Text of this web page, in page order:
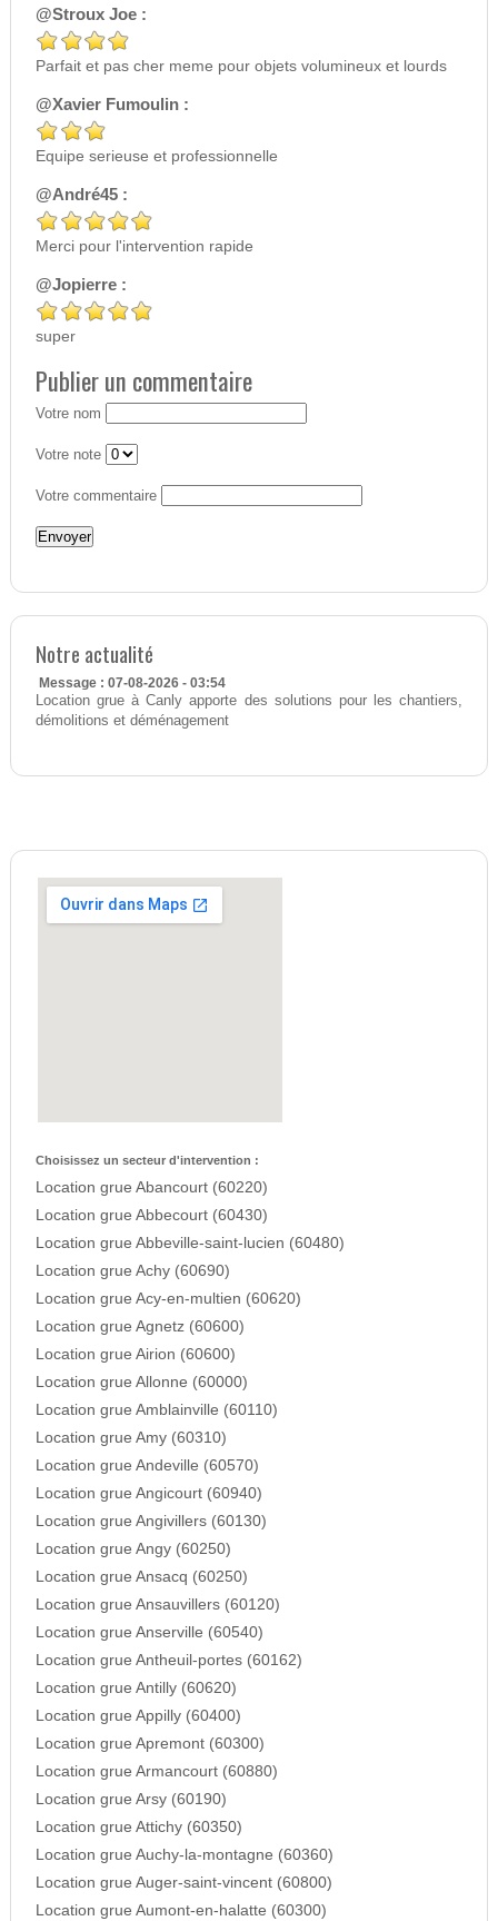
@Stroux Joe :
Parfait et pas cher meme pour objets volumineux et lourds
@Xavier Fumoulin :
Equipe serieuse et professionnelle
@André45 :
Merci pour l'intervention rapide
@Jopierre :
super
Publier un commentaire
Votre nom
Votre note
Votre commentaire
Notre actualité
Message : 07-08-2026 - 03:54
Location grue à Canly apporte des solutions pour les chantiers,
démolitions et déménagement
Choisissez un secteur d'intervention :
Location grue Abancourt (60220)
Location grue Abbecourt (60430)
Location grue Abbeville-saint-lucien (60480)
Location grue Achy (60690)
Location grue Acy-en-multien (60620)
Location grue Agnetz (60600)
Location grue Airion (60600)
Location grue Allonne (60000)
Location grue Amblainville (60110)
Location grue Amy (60310)
Location grue Andeville (60570)
Location grue Angicourt (60940)
Location grue Angivillers (60130)
Location grue Angy (60250)
Location grue Ansacq (60250)
Location grue Ansauvillers (60120)
Location grue Anserville (60540)
Location grue Antheuil-portes (60162)
Location grue Antilly (60620)
Location grue Appilly (60400)
Location grue Apremont (60300)
Location grue Armancourt (60880)
Location grue Arsy (60190)
Location grue Attichy (60350)
Location grue Auchy-la-montagne (60360)
Location grue Auger-saint-vincent (60800)
Location grue Aumont-en-halatte (60300)